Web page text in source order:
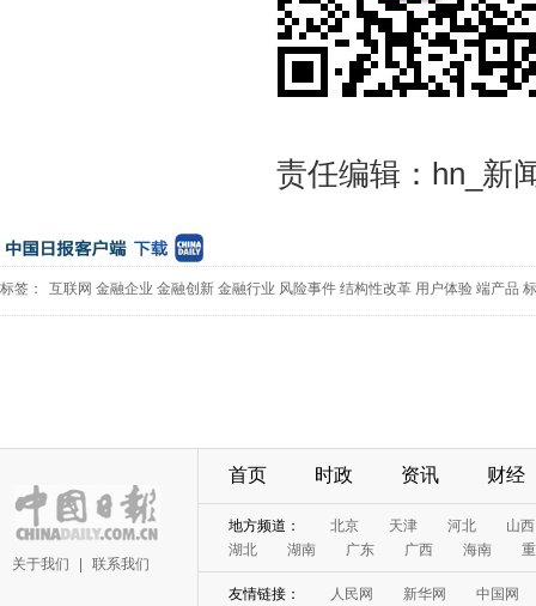
责任编辑：hn_新
标签： 互联网 金融企业 金融创新 金融行业 风险事件 结构性改革 用户体验 端产品
关于我们 联系我们
首页 时政 资讯 财经
地方频道： 北京 天津 河北
山西
湖北
湖南 广东 广西 海南
友情链接： 人民网 新华网 中国网